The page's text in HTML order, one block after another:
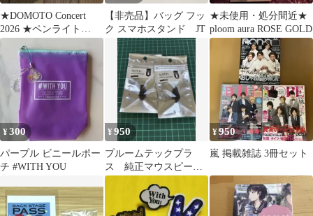
★DOMOTO Concert
2026 ★ペンライト
★Stay with me
【非売品】バッグ フッ
ク スマホスタンド JT
★未使用・処分間近★
ploom aura ROSE GOLD
¥300
パープル ビニールポー
チ #WITH YOU
¥950
プルームテックプラ
ス 純正マウスピース
2袋セット
¥950
嵐 掲載雑誌 3冊セット